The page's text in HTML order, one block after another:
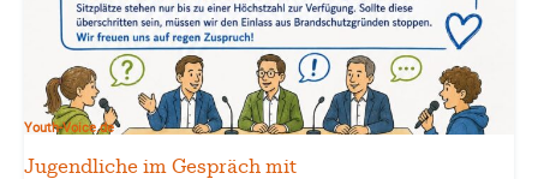
Youth-Voice.de
Jugendliche im Gespräch mit